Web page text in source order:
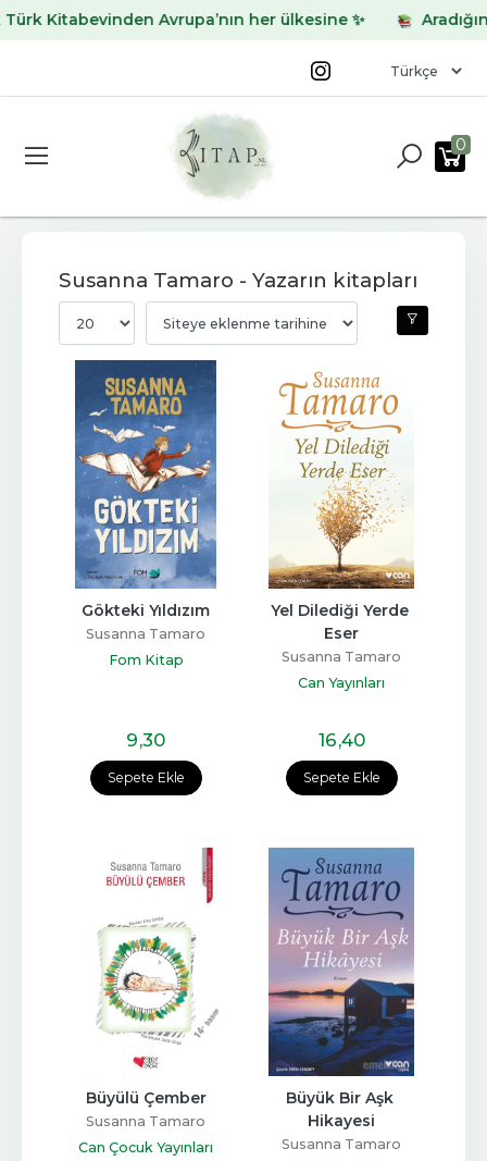
Avrupa’nın her ülkesine ✨ Aradığınız
0
Susanna Tamaro - Yazarın kitapları
Sepete Ekle
Gökteki Yıldızım
Susanna Tamaro
Fom Kitap
9,30
Sepete Ekle
Yel Dilediği Yerde
Eser
Susanna Tamaro
Can Yayınları
16,40
Büyülü Çember
Susanna Tamaro
Can Çocuk Yayınları
Büyük Bir Aşk
Hikayesi
Susanna Tamaro